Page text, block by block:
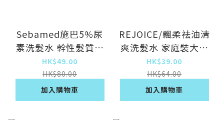
Sebamed施巴5%尿
素洗髮水 幹性髮質保
濕滋潤洗頭水
（200ml）
HK$49.00
HK$80.00
加入購物車
REJOICE/飄柔祛油清
爽洗髮水 家庭裝大容
量（綠茶750g）
HK$39.00
HK$64.00
加入購物車